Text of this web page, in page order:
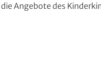
Angebote des